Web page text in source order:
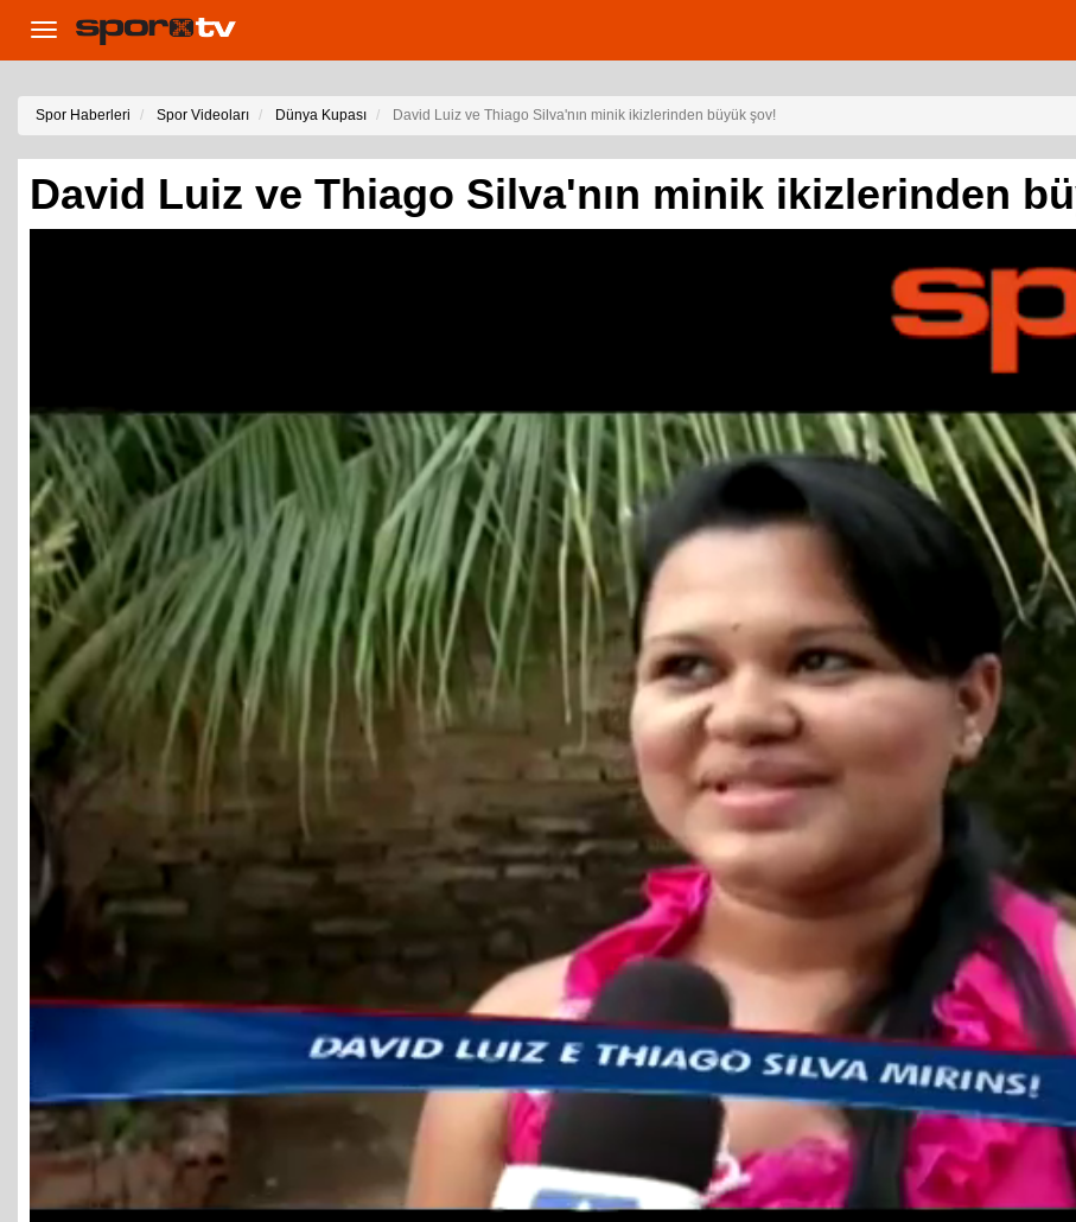
Toggle
navigation
Spor Haberleri Spor Videoları Dünya Kupası David Luiz ve Thiago Silva'nın minik ikizlerinden büyük şov!
David Luiz ve Thiago Silva'nın minik ikizlerinden